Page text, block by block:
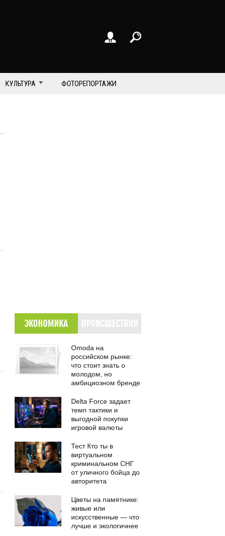
КУЛЬТУРА ФОТОРЕПОРТАЖИ
ЭКОНОМИКА
Omoda на
российском рынке:
что стоит знать о
молодом, но
амбициозном бренде
Delta Force задает
темп тактики и
выгодной покупки
игровой валюты
Тест Кто ты в
виртуальном
криминальном СНГ
от уличного бойца до
авторитета
Цветы на памятнике:
живые или
искусственные — что
лучше и экологичнее